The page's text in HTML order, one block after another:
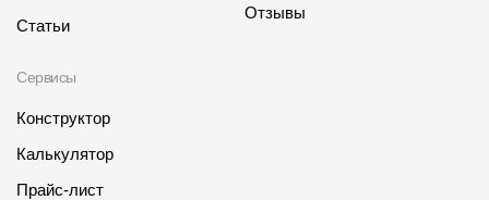
Статьи
Сервисы
Конструктор
Калькулятор
Прайс-лист
Отзывы